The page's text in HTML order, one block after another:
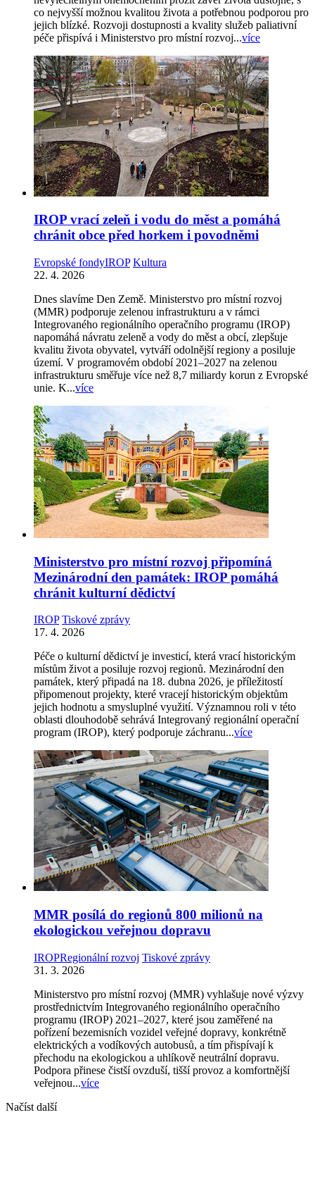
co nejvyšší možnou kvalitou života a potřebnou podporou pro
jejich blízké. Rozvoji dostupnosti a kvality služeb paliativní
péče přispívá i Ministerstvo pro místní rozvoj...více
IROP vrací zeleň i vodu do měst a pomáhá
chránit obce před horkem i povodněmi
Evropské fondyIROP Kultura
22. 4. 2026
Dnes slavíme Den Země. Ministerstvo pro místní rozvoj
(MMR) podporuje zelenou infrastrukturu a v rámci
Integrovaného regionálního operačního programu (IROP)
napomáhá návratu zeleně a vody do měst a obcí, zlepšuje
kvalitu života obyvatel, vytváří odolnější regiony a posiluje
území. V programovém období 2021–2027 na zelenou
infrastrukturu směřuje více než 8,7 miliardy korun z Evropské
unie. K...více
Ministerstvo pro místní rozvoj připomíná
Mezinárodní den památek: IROP pomáhá
chránit kulturní dědictví
IROP Tiskové zprávy
17. 4. 2026
Péče o kulturní dědictví je investicí, která vrací historickým
místům život a posiluje rozvoj regionů. Mezinárodní den
památek, který připadá na 18. dubna 2026, je příležitostí
připomenout projekty, které vracejí historickým objektům
jejich hodnotu a smysluplné využití. Významnou roli v této
oblasti dlouhodobě sehrává Integrovaný regionální operační
program (IROP), který podporuje záchranu...více
MMR posílá do regionů 800 milionů na
ekologickou veřejnou dopravu
IROPRegionální rozvoj Tiskové zprávy
31. 3. 2026
Ministerstvo pro místní rozvoj (MMR) vyhlašuje nové výzvy
prostřednictvím Integrovaného regionálního operačního
programu (IROP) 2021–2027, které jsou zaměřené na
pořízení bezemisních vozidel veřejné dopravy, konkrétně
elektrických a vodíkových autobusů, a tím přispívají k
přechodu na ekologickou a uhlíkově neutrální dopravu.
Podpora přinese čistší ovzduší, tišší provoz a komfortnější
veřejnou...více
Načíst další